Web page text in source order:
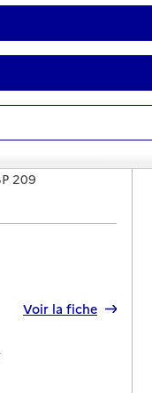
Sociale
209
Voir la fiche